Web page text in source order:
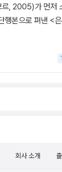
겪었던 치매가 암
기도 하지만, 다
는 상황과도 맞닿
기와도 연관된다.
사시를 읊었다는
연을 한다는 것은
달하고자 하는 대
지막에 이르러 예
'물리학 바보'도 흥
억의 역사 (다우
소개를 빌리자면
흥미롭게 재구
않고는 설명할
이트의 신비스런
어질 것이다. 사람
3.데칼로그 (김용
, 2005)가 먼저
행본으로 펴낸 <
나왔다(심리학 박
가). '수준' 있는
이자 첫 번째 저술
로 바라보게 해주
장하기 위해 개
왜곡되고 추가되
회사 소개